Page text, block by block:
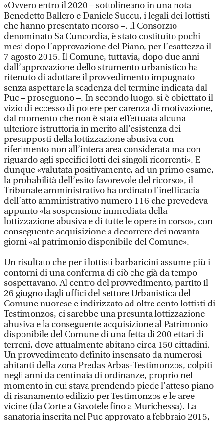
«Ovvero entro il 2020 – sottolineano in una nota
Benedetto Ballero e Daniele Succu, i legali dei lottisti
che hanno presentato ricorso –. Il Consorzio
denominato Sa Cuncordia, è stato costituito pochi
mesi dopo l’approvazione del Piano, per l’esattezza il
7 agosto 2015. Il Comune, tuttavia, dopo due anni
dall’approvazione dello strumento urbanistico ha
ritenuto di adottare il provvedimento impugnato
senza aspettare la scadenza del termine indicata dal
Puc – proseguono –. In secondo luogo, si è obiettato il
vizio di eccesso di potere per carenza di motivazione,
dal momento che non è stata effettuata alcuna
ulteriore istruttoria in merito all’esistenza dei
presupposti della lottizzazione abusiva con
riferimento non all’intera area considerata ma con
riguardo agli specifici lotti dei singoli ricorrenti». E
dunque «valutata positivamente, ad un primo esame,
la probabilità dell’esito favorevole del ricorso», il
Tribunale amministrativo ha ordinato l’inefficacia
dell’atto amministrativo numero 116 che prevedeva
appunto «la sospensione immediata della
lottizzazione abusiva e di tutte le opere in corso», con
conseguente acquisizione a decorrere dei novanta
giorni «al patrimonio disponibile del Comune».
Un risultato che per i lottisti barbaricini assume più i
contorni di una conferma di ciò che già da tempo
sospettavano. Al centro del provvedimento, partito il
26 giugno dagli uffici del settore Urbanistica del
Comune nuorese e indirizzato ad oltre cento lottisti di
Testimonzos, ci sarebbe una presunta lottizzazione
abusiva e la conseguente acquisizione al Patrimonio
disponibile del Comune di una fetta di 200 ettari di
terreni, dove attualmente abitano circa 150 cittadini.
Un provvedimento definito insensato da numerosi
abitanti della zona Predas Arbas-Testimonzos, colpiti
negli anni da centinaia di ordinanze, proprio nel
momento in cui stava prendendo piede l’atteso piano
di risanamento edilizio per Testimonzos e le aree
vicine (da Corte a Gavotele fino a Murichessa). La
sanatoria inserita nel Puc approvato a febbraio 2015,